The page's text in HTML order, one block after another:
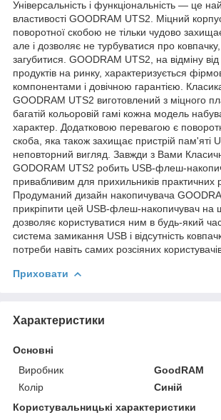
Універсальність і функціональність — це
властивості GOODRAM UTS2. Міцний
поворотної скобою не тільки чудово
але і дозволяє не турбуватися про
загубитися. GOODRAM UTS2, на відміну від
продуктів на ринку, характеризується
компонентами і довічною гарантією.
GOODRAM UTS2 виготовлений з міцного
багатій кольоровій гамі кожна модель
характер. Додатковою перевагою є
скоба, яка також захищає пристрій пам'яті
неповторний вигляд. Завжди з Вами
GODORAM UTS2 робить USB-флеш-
привабливим для прихильників практичних
Продуманий дизайн накопичувача
прикріпити цей USB-флеш-накопичувач на
дозволяє користуватися ним в будь-який
система замикання USB і відсутність
потреби навіть самих розсіяних
Приховати
Характеристики
Основні
Виробник
GoodRAM
Колір
Синій
Користувальницькі характеристики